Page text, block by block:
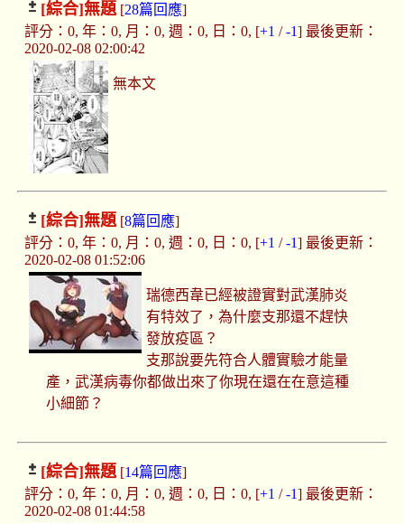
[綜合]無題[28篇回應]
評分：0, 年：0, 月：0, 週：0, 日：0, [+1 /-1] 最後更新：
2020-02-08 02:00:42
無本文
[綜合]無題[8篇回應]
評分：0, 年：0, 月：0, 週：0, 日：0, [+1 /-1] 最後更新：
2020-02-08 01:52:06
瑞德西韋已經被證實對武漢肺炎
有特效了，為什麼支那還不趕快
發放疫區？
支那說要先符合人體實驗才能量
產，武漢病毒你都做出來了你現在還在在意這種
小細節？
[綜合]無題[14篇回應]
評分：0, 年：0, 月：0, 週：0, 日：0, [+1 /-1] 最後更新：
2020-02-08 01:44:58